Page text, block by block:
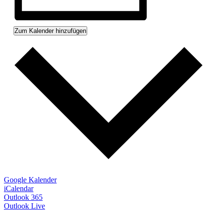
Zum Kalender hinzufügen
Google Kalender
iCalendar
Outlook 365
Outlook Live